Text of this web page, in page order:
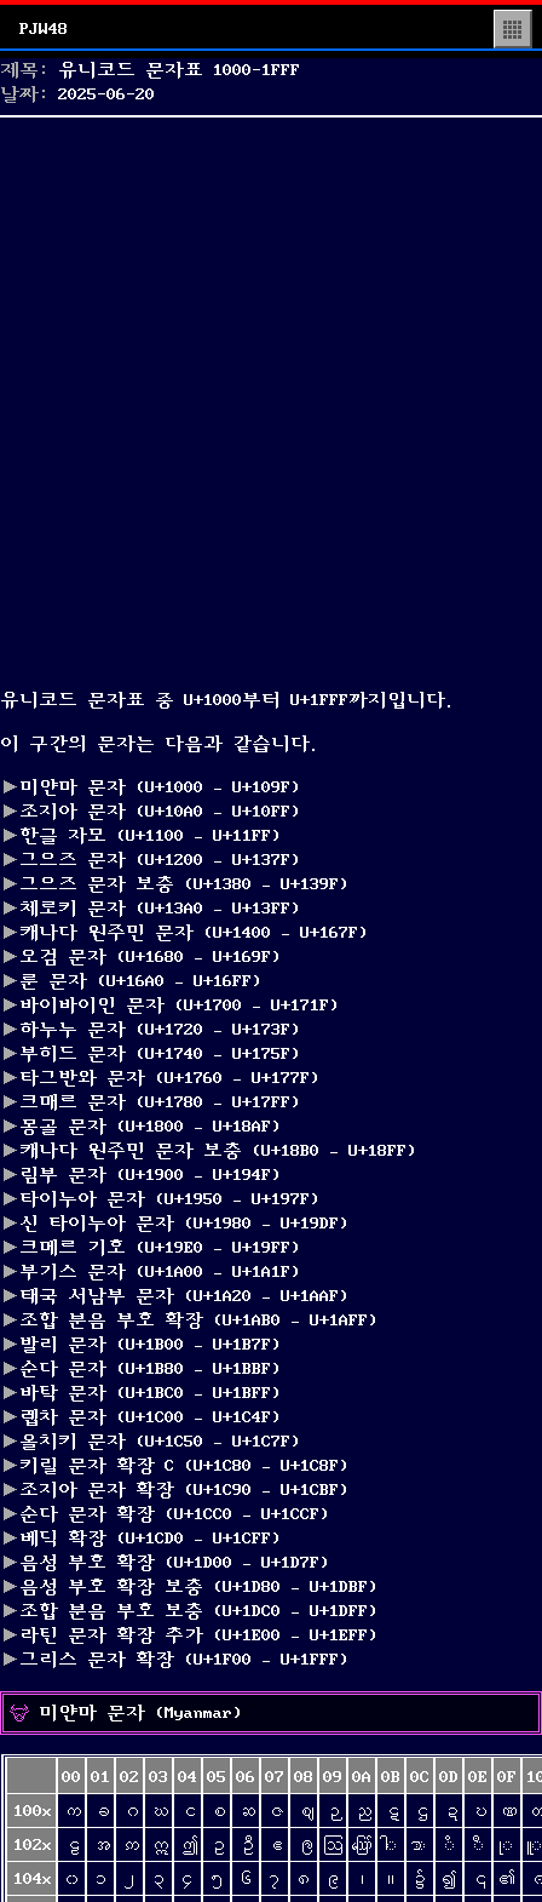
PJW48 ▒
제목:
유니코드 문자표 1000-1FFF
날짜:
Posted
on
2025-06-20
유니코드 문자표 중 U+1000부터 U+1FFF까지입니다.
이 구간의 문자는 다음과 같습니다.
미얀마 문자 (U+1000 – U+109F)
조지아 문자 (U+10A0 – U+10FF)
한글 자모 (U+1100 – U+11FF)
그으즈 문자 (U+1200 – U+137F)
그으즈 문자 보충 (U+1380 – U+139F)
체로키 문자 (U+13A0 – U+13FF)
캐나다 원주민 문자 (U+1400 – U+167F)
오검 문자 (U+1680 – U+169F)
룬 문자 (U+16A0 – U+16FF)
바이바이인 문자 (U+1700 – U+171F)
하누누 문자 (U+1720 – U+173F)
부히드 문자 (U+1740 – U+175F)
타그반와 문자 (U+1760 – U+177F)
크매르 문자 (U+1780 – U+17FF)
몽골 문자 (U+1800 – U+18AF)
캐나다 원주민 문자 보충 (U+18B0 – U+18FF)
림부 문자 (U+1900 – U+194F)
타이누아 문자 (U+1950 – U+197F)
신 타이누아 문자 (U+1980 – U+19DF)
크메르 기호 (U+19E0 – U+19FF)
부기스 문자 (U+1A00 – U+1A1F)
태국 서남부 문자 (U+1A20 – U+1AAF)
조합 분음 부호 확장 (U+1AB0 – U+1AFF)
발리 문자 (U+1B00 – U+1B7F)
순다 문자 (U+1B80 – U+1BBF)
바탁 문자 (U+1BC0 – U+1BFF)
렙차 문자 (U+1C00 – U+1C4F)
올치키 문자 (U+1C50 – U+1C7F)
키릴 문자 확장 C (U+1C80 – U+1C8F)
조지아 문자 확장 (U+1C90 – U+1CBF)
순다 문자 확장 (U+1CC0 – U+1CCF)
베딕 확장 (U+1CD0 – U+1CFF)
음성 부호 확장 (U+1D00 – U+1D7F)
음성 부호 확장 보충 (U+1D80 – U+1DBF)
조합 분음 부호 보충 (U+1DC0 – U+1DFF)
라틴 문자 확장 추가 (U+1E00 – U+1EFF)
그리스 문자 확장 (U+1F00 – U+1FFF)
미얀마 문자 (Myanmar)
00 01 02 03 04 05 06 07 08 09 0A 0B 0C 0D 0E 0F
100x
က ခ ဂ ဃ င စ ဆ ဇ ဈ ဉ ည ဋ ဌ ဍ ဎ ဏ
102x
ဠ အ ဢ ဣ ဤ ဥ ဦ ဧ ဨ ဩ ဪ ါ ာ ိ ီ ု
ူ
104x
၀ ၁ ၂ ၃ ၄ ၅ ၆ ၇ ၈ ၉ ၊ ။ ၌ ၍ ၎ ၏